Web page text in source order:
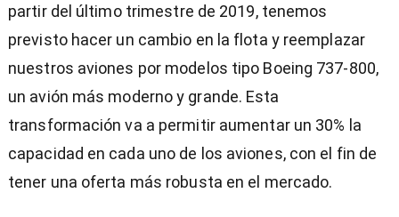
partir del último trimestre de 2019, tenemos
previsto hacer un cambio en la flota y reemplazar
nuestros aviones por modelos tipo Boeing 737-800,
un avión más moderno y grande. Esta
transformación va a permitir aumentar un 30% la
capacidad en cada uno de los aviones, con el fin de
tener una oferta más robusta en el mercado.